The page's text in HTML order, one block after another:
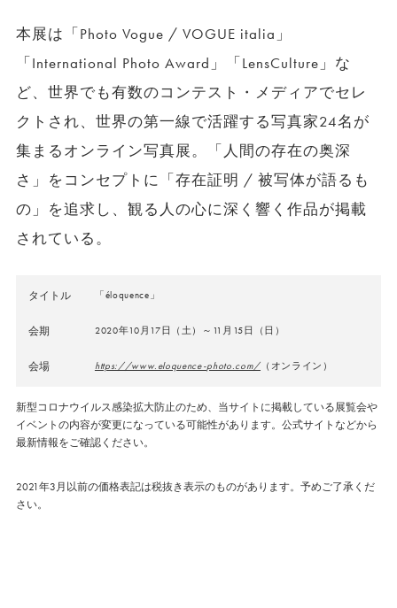
本展は「Photo Vogue / VOGUE italia」
「International Photo Award」「LensCulture」な
ど、世界でも有数のコンテスト・メディアでセレ
クトされ、世界の第一線で活躍する写真家24名が
集まるオンライン写真展。「人間の存在の奥深
さ」をコンセプトに「存在証明 / 被写体が語るも
の」を追求し、観る人の心に深く響く作品が掲載
されている。
タイトル 「éloquence」
会期 2020年10月17日（土）～11月15日（日）
会場 https://www.eloquence-photo.com/ （オンライン）
新型コロナウイルス感染拡大防止のため、当サイトに掲載している展覧会や
イベントの内容が変更になっている可能性があります。公式サイトなどから
最新情報をご確認ください。
2021年3月以前の価格表記は税抜き表示のものがあります。予めご了承くだ
さい。